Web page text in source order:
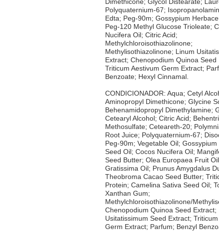
Polyquaternium-67;
Edta; Peg-90m; Gossypium
Peg-120 Methyl Glucose Trioleate;
Nucifera Oil; Citric Acid;
Methylchloroisothiazolinone;
Methylisothiazolinone; Linum
Extract; Chenopodium Quinoa Seed
Triticum Aestivum Germ Extract;
Benzoate; Hexyl Cinnamal.
CONDICIONADOR: Aqua; Cetyl
Aminopropyl Dimethicone; Glycine
Behenamidopropyl Dimethylamine;
Cetearyl Alcohol; Citric Acid;
Methosulfate; Ceteareth-20;
Root Juice; Polyquaternium-67;
Peg-90m; Vegetable Oil;
Seed Oil; Cocos Nucifera Oil;
Seed Butter; Olea Europaea Fruit
Gratissima Oil; Prunus Amygdalus
Theobroma Cacao Seed Butter;
Protein; Camelina Sativa Seed Oil;
Xanthan Gum;
Methylchloroisothiazolinone/
Chenopodium Quinoa Seed Extract;
Usitatissimum Seed Extract;
Germ Extract; Parfum; Benzyl